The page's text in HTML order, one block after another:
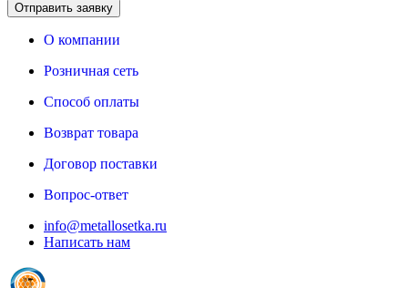
Отправить заявку
О компании
Розничная сеть
Способ оплаты
Возврат товара
Договор поставки
Вопрос-ответ
info@metallosetka.ru
Написать нам